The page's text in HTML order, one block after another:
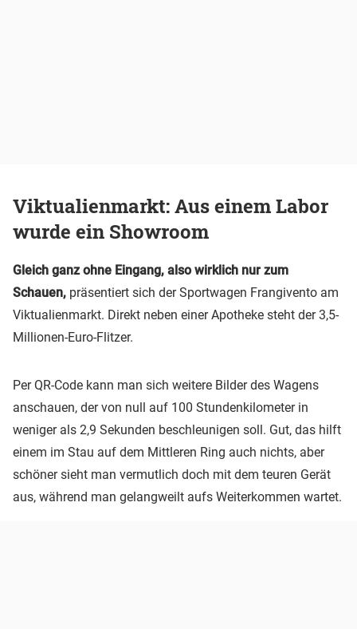
Viktualienmarkt: Aus einem Labor
wurde ein Showroom
Gleich ganz ohne Eingang, also wirklich nur zum
Schauen, präsentiert sich der Sportwagen Frangivento am
Viktualienmarkt. Direkt neben einer Apotheke steht der 3,5-
Millionen-Euro-Flitzer.
Per QR-Code kann man sich weitere Bilder des Wagens
anschauen, der von null auf 100 Stundenkilometer in
weniger als 2,9 Sekunden beschleunigen soll. Gut, das hilft
einem im Stau auf dem Mittleren Ring auch nichts, aber
schöner sieht man vermutlich doch mit dem teuren Gerät
aus, während man gelangweilt aufs Weiterkommen wartet.